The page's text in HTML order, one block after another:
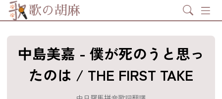
歌の胡麻 Search
中島美嘉 - 僕が死のうと思っ
たのは / THE FIRST TAKE